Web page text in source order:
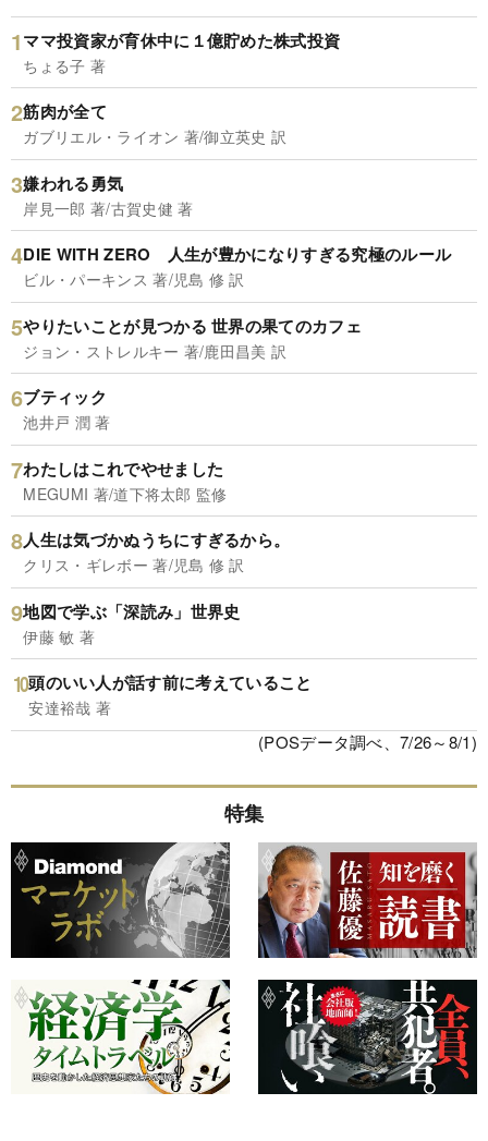
ママ投資家が育休中に１億貯めた株式投資
ちょる子 著
筋肉が全て
ガブリエル・ライオン 著/御立英史 訳
嫌われる勇気
岸見一郎 著/古賀史健 著
DIE WITH ZERO 人生が豊かになりすぎる究極のルール
ビル・パーキンス 著/児島 修 訳
やりたいことが見つかる 世界の果てのカフェ
ジョン・ストレルキー 著/鹿田昌美 訳
ブティック
池井戸 潤 著
わたしはこれでやせました
MEGUMI 著/道下将太郎 監修
人生は気づかぬうちにすぎるから。
クリス・ギレボー 著/児島 修 訳
地図で学ぶ「深読み」世界史
伊藤 敏 著
頭のいい人が話す前に考えていること
安達裕哉 著
(POSデータ調べ、7/26～8/1)
特集